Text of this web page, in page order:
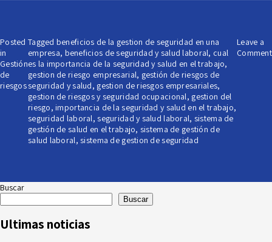
Posted
in
Gestión
de
riesgos
Tagged beneficios de la gestion de seguridad en una
empresa, beneficios de seguridad y salud laboral, cual
es la importancia de la seguridad y salud en el trabajo,
gestion de riesgo empresarial, gestión de riesgos de
seguridad y salud, gestion de riesgos empresariales,
gestion de riesgos y seguridad ocupacional, gestion del
riesgo,importancia de la seguridad y salud en el trabajo,
seguridad laboral,seguridad y salud laboral, sistema de
gestión de salud en el trabajo, sistema de gestión de
salud laboral,sistema de gestion de seguridad
Leave a
Comment
Buscar
Buscar
Ultimas noticias